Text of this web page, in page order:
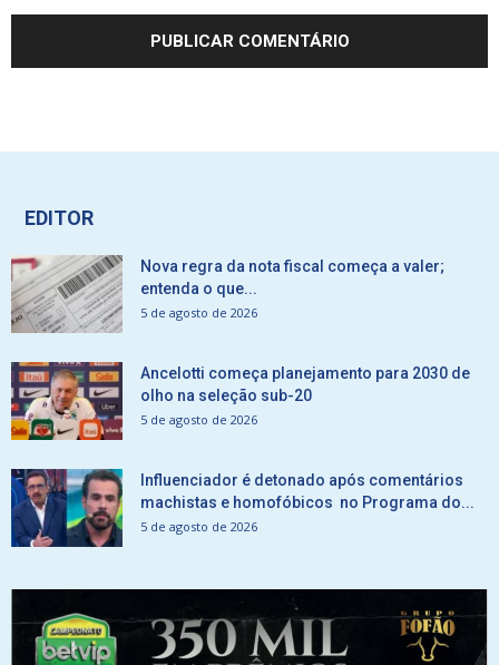
EDITOR
Nova regra da nota fiscal começa a valer;
entenda o que...
5 de agosto de 2026
Ancelotti começa planejamento para 2030 de
olho na seleção sub-20
5 de agosto de 2026
Influenciador é detonado após comentários
machistas e homofóbicos no Programa do...
5 de agosto de 2026